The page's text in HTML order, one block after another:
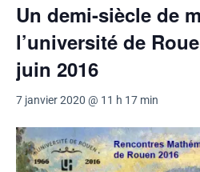
Un demi-siècle de
l’université de
juin 2016
7 janvier 2020 @ 11 h 17 min